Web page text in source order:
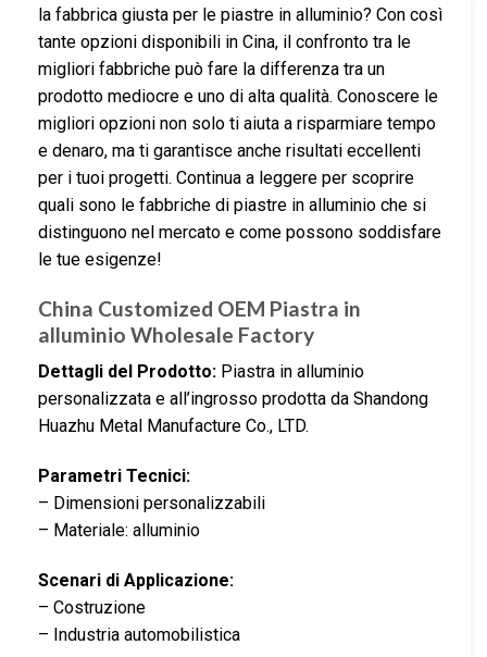
la fabbrica giusta per le piastre in alluminio? Con così
tante opzioni disponibili in Cina, il confronto tra le
migliori fabbriche può fare la differenza tra un
prodotto mediocre e uno di alta qualità. Conoscere le
migliori opzioni non solo ti aiuta a risparmiare tempo
e denaro, ma ti garantisce anche risultati eccellenti
per i tuoi progetti. Continua a leggere per scoprire
quali sono le fabbriche di piastre in alluminio che si
distinguono nel mercato e come possono soddisfare
le tue esigenze!
China Customized OEM Piastra in
alluminio Wholesale Factory
Dettagli del Prodotto: Piastra in alluminio
personalizzata e all’ingrosso prodotta da Shandong
Huazhu Metal Manufacture Co., LTD.
Parametri Tecnici:
– Dimensioni personalizzabili
– Materiale: alluminio
Scenari di Applicazione:
– Costruzione
– Industria automobilistica